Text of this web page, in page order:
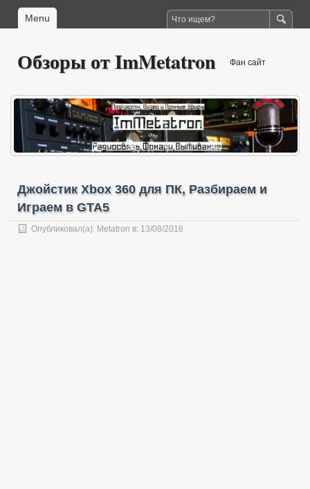
Menu
Обзоры от ImMetatron Фан сайт
Джойстик Xbox 360 для ПК, Разбираем и
Играем в GTA5
Опубликовал(а): Metatron в: 13/08/2016